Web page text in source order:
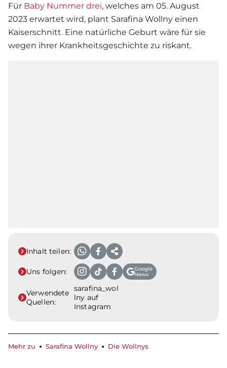
Für Baby Nummer drei, welches am 05. August
2023 erwartet wird, plant Sarafina Wollny einen
Kaiserschnitt. Eine natürliche Geburt wäre für sie
wegen ihrer Krankheitsgeschichte zu riskant.
Inhalt teilen:
Uns folgen:
Google
News
Verwendete
Quellen:
sarafina_wol
lny auf
Instagram
Mehr zu Sarafina Wollny Die Wollnys